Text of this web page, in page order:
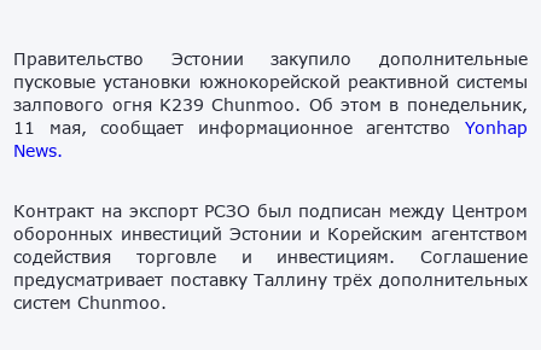
Правительство Эстонии закупило дополнительные
пусковые установки южнокорейской реактивной системы
залпового огня K239 Chunmoo. Об этом в понедельник,
11 мая, сообщает информационное агентство Yonhap
News.
Контракт на экспорт РСЗО был подписан между Центром
оборонных инвестиций Эстонии и Корейским агентством
содействия торговле и инвестициям. Соглашение
предусматривает поставку Таллину трёх дополнительных
систем Chunmoo.